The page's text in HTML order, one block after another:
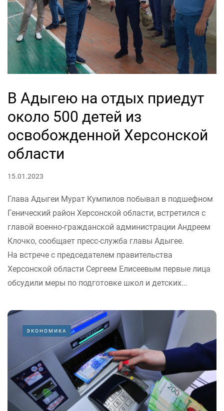
В Адыгею на отдых приедут
около 500 детей из
освобожденной Херсонской
области
15.01.2023
Глава Адыгеи Мурат Кумпилов побывал в подшефном
Генический район Херсонской области, встретился с
главой военно-гражданской администрации Андреем
Клочко, сообщает пресс-служба главы Адыгее.
На встрече с председателем правительства
Херсонской области Сергеем Елисеевым первые лица
обсудили меры по подготовке школ и детских...
ЭКОНОМИКА